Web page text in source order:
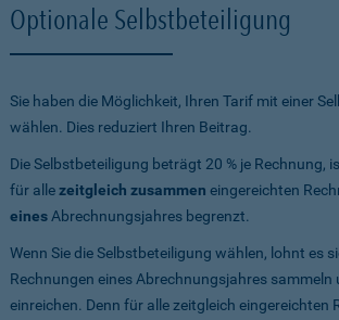
Optionale Selbstbeteiligung
Sie haben die Möglichkeit, Ihren Tarif mit einer
wählen. Dies reduziert Ihren Beitrag.
Die Selbstbeteiligung beträgt 20 % je Rechnung,
für allezeitgleich zusammen eingereichten
eines Abrechnungsjahres begrenzt.
Wenn Sie die Selbstbeteiligung wählen, lohnt es
Rechnungen eines Abrechnungsjahres sammeln
einreichen. Denn für alle zeitgleich eingereichten